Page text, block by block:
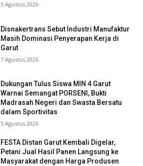
5 Agustus 2026
Disnakertrans Sebut Industri Manufaktur
Masih Dominasi Penyerapan Kerja di
Garut
7 Agustus 2026
Dukungan Tulus Siswa MIN 4 Garut
Warnai Semangat PORSENI, Bukti
Madrasah Negeri dan Swasta Bersatu
dalam Sportivitas
5 Agustus 2026
FESTA Distan Garut Kembali Digelar,
Petani Jual Hasil Panen Langsung ke
Masyarakat dengan Harga Produsen